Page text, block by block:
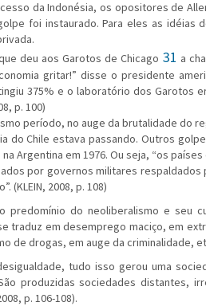
da Indonésia, os opositores de
foi instaurado. Para eles as idéias
deu aos Garotos de Chicago 31 a
gritar!” disse o presidente
375% e o laboratório dos Garotos
p. 100)
período, no auge da brutalidade do
do Chile estava passando. Outros
na Argentina em 1976. Ou seja, “os
por governos militares respaldados
(KLEIN, 2008, p. 108)
predomínio do neoliberalismo e seu
traduz em desemprego maciço, em
de drogas, em auge da criminalidade,
tudo isso gerou uma
produzidas sociedades distantes,
p. 106-108).